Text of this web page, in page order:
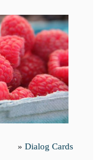
» Dialog Cards